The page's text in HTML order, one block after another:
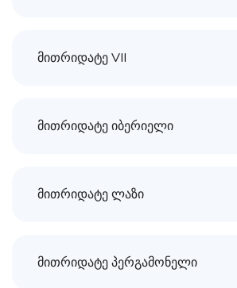
მითრიდატე VII
მითრიდატე იბერიელი
მითრიდატე ლაზი
მითრიდატე პერგამონელი